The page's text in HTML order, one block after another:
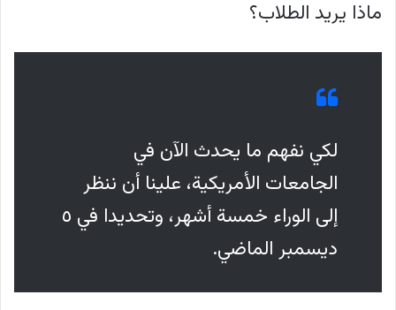
ماذا يريد الطلاب؟
لكي نفهم ما يحدث الآن في
الجامعات الأمريكية، علينا أن ننظر
إلى الوراء خمسة أشهر، وتحديدا في ٥
ديسمبر الماضي.